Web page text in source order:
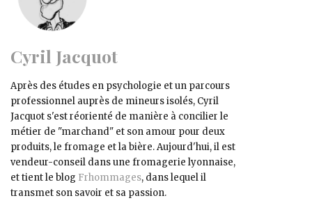
Cyril Jacquot
Après des études en psychologie et un parcours
professionnel auprès de mineurs isolés, Cyril
Jacquot s'est réorienté de manière à concilier le
métier de "marchand" et son amour pour deux
produits,​ le fromage et la bière. Aujourd'hui, il est
vendeur-conseil dans une fromagerie lyonnaise,
et tient le blog Frhommages, dans lequel il
transmet son savoir et sa passion.